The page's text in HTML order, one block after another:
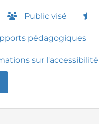
Public visé
pédagogiques
sur l'accessibilité